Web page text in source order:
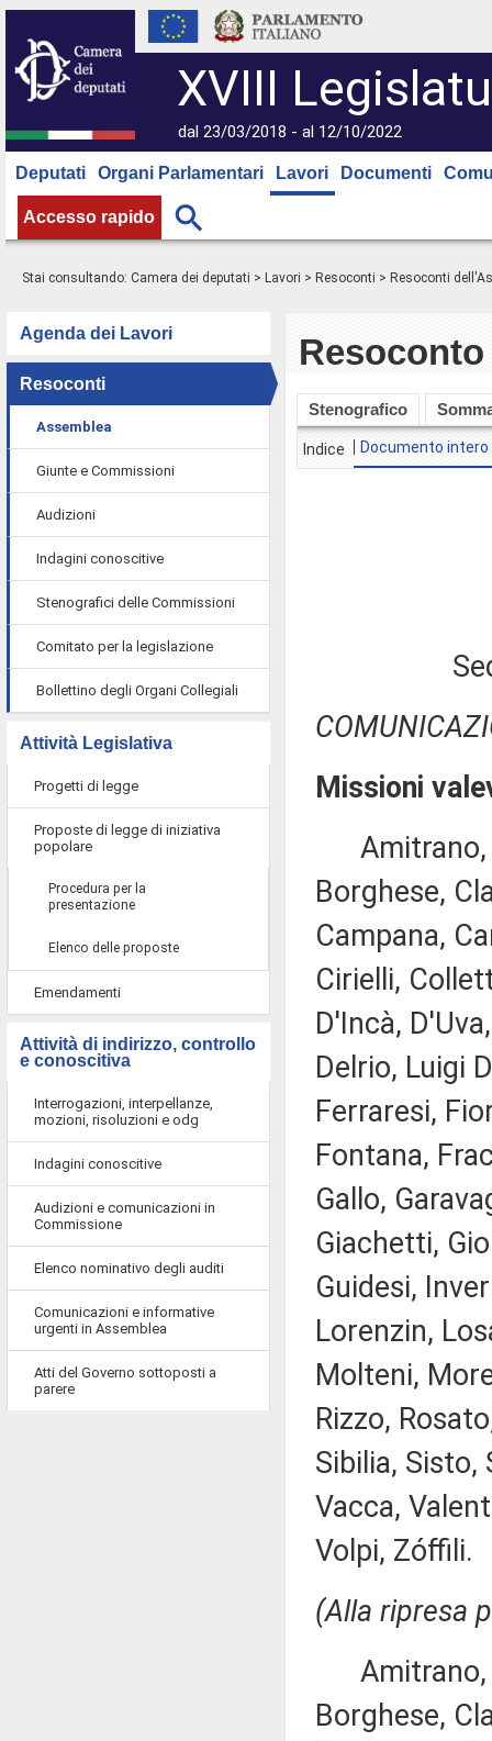
XVIII
dal 23/03/2018 - al 12/10/2022
Deputati Organi Parlamentari Lavori Documenti
Accesso rapido
Stai consultando: Camera dei deputati > Lavori > Resoconti > Resoconti
Agenda dei Lavori
Resoconti
Assemblea
Giunte e Commissioni
Audizioni
Indagini conoscitive
Stenografici delle Commissioni
Comitato per la legislazione
Bollettino degli Organi Collegiali
Attività Legislativa
Progetti di legge
Proposte di legge di iniziativa
popolare
Procedura per la
presentazione
Elenco delle proposte
Emendamenti
Attività di indirizzo, controllo
e conoscitiva
Interrogazioni, interpellanze,
mozioni, risoluzioni e odg
Indagini conoscitive
Audizioni e comunicazioni in
Commissione
Elenco nominativo degli auditi
Comunicazioni e informative
urgenti in Assemblea
Atti del Governo sottoposti a
parere
Stenografico
Indice Documento intero
Missioni
Amitrano,
Borghese,
Campana,
Cirielli,
D'Incà,
Delrio, Luigi
Ferraresi,
Fontana,
Gallo,
Giachetti,
Guidesi,
Lorenzin,
Molteni,
Rizzo,
Sibilia, Sisto,
Vacca,
Volpi, Zóffili.
(Alla ripresa
Amitrano,
Borghese,